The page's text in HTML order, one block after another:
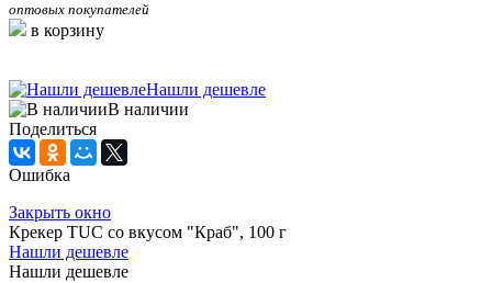
оптовых покупателей
в корзину
Нашли дешевле
В наличии
Поделиться
Ошибка
Закрыть окно
Крекер TUC со вкусом "Краб", 100 г
Нашли дешевле
Нашли дешевле